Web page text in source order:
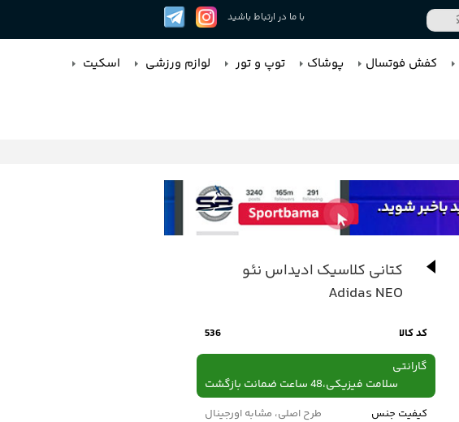
با ما در ارتباط باشید
کفش فوتسال پوشاک توپ و تور لوازم ورزشی اسکیت
کتانی کلاسیک ادیداس نئو
Adidas NEO
کد کالا 536
گارانتی
سلامت فیزیکی،48 ساعت ضمانت بازگشت
کیفیت جنس
طرح اصلی، مشابه اورجینال